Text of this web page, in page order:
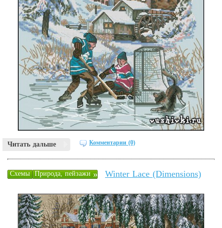
Читать дальше Комментарии (0)
Схемы »
Природа, пейзажи Winter Lace (Dimensions)